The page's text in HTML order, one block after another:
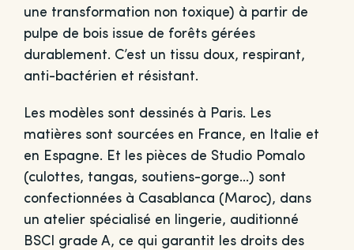
une transformation non toxique) à partir de
pulpe de bois issue de forêts gérées
durablement. C’est un tissu doux, respirant,
anti-bactérien et résistant.
Les modèles sont dessinés à Paris. Les
matières sont sourcées en France, en Italie et
en Espagne. Et les pièces de Studio Pomalo
(culottes, tangas, soutiens-gorge…) sont
confectionnées à Casablanca (Maroc), dans
un atelier spécialisé en lingerie, auditionné
BSCI grade A, ce qui garantit les droits des